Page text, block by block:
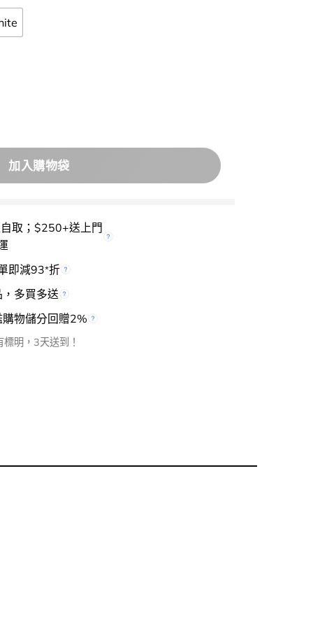
潔力 除脷苔口臭～La dens Tongue Better Cleaner 柔軟舌
加入購物袋
取；$250+送上門
即減93*折
多買多送
物儲分回贈2%
明，3天送到！